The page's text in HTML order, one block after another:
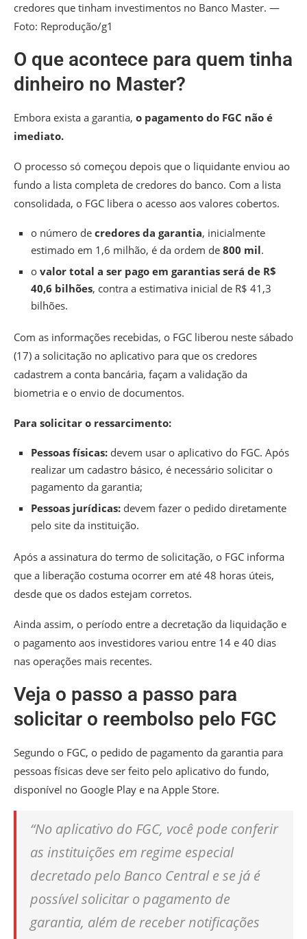
credores que tinham investimentos no Banco Master. —
Foto: Reprodução/g1
O que acontece para quem tinha
dinheiro no Master?
Embora exista a garantia, o pagamento do FGC não é
imediato.
O processo só começou depois que o liquidante enviou ao
fundo a lista completa de credores do banco. Com a lista
consolidada, o FGC libera o acesso aos valores cobertos.
o número de credores da garantia, inicialmente
estimado em 1,6 milhão, é da ordem de 800 mil.
o valor total a ser pago em garantias será de R$
40,6 bilhões, contra a estimativa inicial de R$ 41,3
bilhões.
Com as informações recebidas, o FGC liberou neste sábado
(17) a solicitação no aplicativo para que os credores
cadastrem a conta bancária, façam a validação da
biometria e o envio de documentos.
Para solicitar o ressarcimento:
Pessoas físicas: devem usar o aplicativo do FGC. Após
realizar um cadastro básico, é necessário solicitar o
pagamento da garantia;
Pessoas jurídicas: devem fazer o pedido diretamente
pelo site da instituição.
Após a assinatura do termo de solicitação, o FGC informa
que a liberação costuma ocorrer em até 48 horas úteis,
desde que os dados estejam corretos.
Ainda assim, o período entre a decretação da liquidação e
o pagamento aos investidores variou entre 14 e 40 dias
nas operações mais recentes.
Veja o passo a passo para
solicitar o reembolso pelo FGC
Segundo o FGC, o pedido de pagamento da garantia para
pessoas físicas deve ser feito pelo aplicativo do fundo,
disponível no Google Play e na Apple Store.
“No aplicativo do FGC, você pode conferir
as instituições em regime especial
decretado pelo Banco Central e se já é
possível solicitar o pagamento de
garantia, além de receber notificações